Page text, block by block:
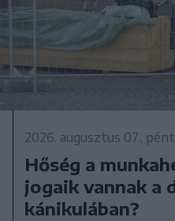
2026. augusztus 07.,
Hőség a
jogaik vannak a
kánikulában?